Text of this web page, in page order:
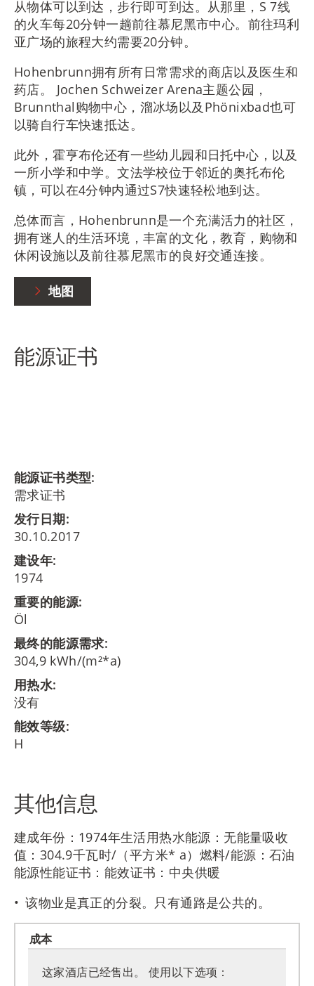
从物体可以到达，步行即可到达。从那里，S 7线
的火车每20分钟一趟前往慕尼黑市中心。前往玛利
亚广场的旅程大约需要20分钟。
Hohenbrunn拥有所有日常需求的商店以及医生和
药店。 Jochen Schweizer Arena主题公园，
Brunnthal购物中心，溜冰场以及Phönixbad也可
以骑自行车快速抵达。
此外，霍亨布伦还有一些幼儿园和日托中心，以及
一所小学和中学。文法学校位于邻近的奥托布伦
镇，可以在4分钟内通过S7快速轻松地到达。
总体而言，Hohenbrunn是一个充满活力的社区，
拥有迷人的生活环境，丰富的文化，教育，购物和
休闲设施以及前往慕尼黑市的良好交通连接。
地图
能源证书
能源证书类型:
需求证书
发行日期:
30.10.2017
建设年:
1974
重要的能源:
Öl
最终的能源需求:
304,9 kWh/(m²*a)
用热水:
没有
能效等级:
H
其他信息
建成年份：1974年生活用热水能源：无能量吸收
值：304.9千瓦时/（平方米* a）燃料/能源：石油
能源性能证书：能效证书：中央供暖
该物业是真正的分裂。只有通路是公共的。
成本
这家酒店已经售出。 使用以下选项：